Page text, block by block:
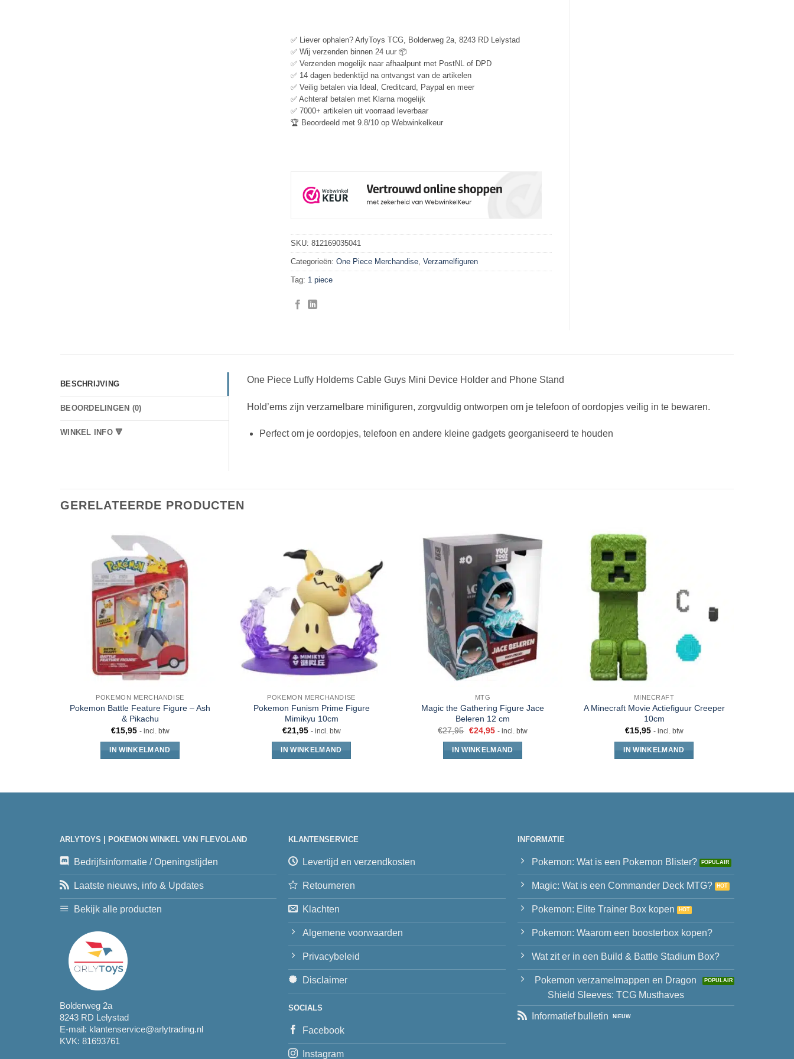
✅ Liever ophalen? ArlyToys TCG, Bolderweg 2a, 8243 RD Lelystad
✅ Wij verzenden binnen 24 uur 📦
✅ Verzenden mogelijk naar afhaalpunt met PostNL of DPD
✅ 14 dagen bedenktijd na ontvangst van de artikelen
✅ Veilig betalen via Ideal, Creditcard, Paypal en meer
✅ Achteraf betalen met Klarna mogelijk
✅ 7000+ artikelen uit voorraad leverbaar
🏆 Beoordeeld met 9.8/10 op Webwinkelkeur
SKU: 812169035041
Categorieën: One Piece Merchandise, Verzamelfiguren
Tag: 1 piece
BESCHRIJVING
BEOORDELINGEN (0)
WINKEL INFO 🔻
One Piece Luffy Holdems Cable Guys Mini Device Holder and Phone Stand
Hold’ems zijn verzamelbare minifiguren, zorgvuldig ontworpen om je telefoon of oordopjes veilig in te bewaren.
Perfect om je oordopjes, telefoon en andere kleine gadgets georganiseerd te houden
GERELATEERDE PRODUCTEN
POKEMON MERCHANDISE
Pokemon Battle Feature Figure – Ash
& Pikachu
€15,95 - incl. btw
IN WINKELMAND
POKEMON MERCHANDISE
Pokemon Funism Prime Figure
Mimikyu 10cm
€21,95 - incl. btw
IN WINKELMAND
MTG
Magic the Gathering Figure Jace
Beleren 12 cm
€27,95 €24,95 - incl. btw
IN WINKELMAND
MINECRAFT
A Minecraft Movie Actiefiguur Creeper
10cm
€15,95 - incl. btw
IN WINKELMAND
ARLYTOYS | POKEMON WINKEL VAN FLEVOLAND
Bedrijfsinformatie / Openingstijden
Laatste nieuws, info & Updates
Bekijk alle producten
Bolderweg 2a
8243 RD Lelystad
E-mail: klantenservice@arlytrading.nl
KVK: 81693761
KLANTENSERVICE
Levertijd en verzendkosten
Retourneren
Klachten
Algemene voorwaarden
Privacybeleid
Disclaimer
SOCIALS
Facebook
Instagram
INFORMATIE
Pokemon: Wat is een Pokemon Blister?
Magic: Wat is een Commander Deck MTG?
Pokemon: Elite Trainer Box kopen
Pokemon: Waarom een boosterbox kopen?
Wat zit er in een Build & Battle Stadium Box?
Pokemon verzamelmappen en Dragon
Shield Sleeves: TCG Musthaves
Informatief bulletin